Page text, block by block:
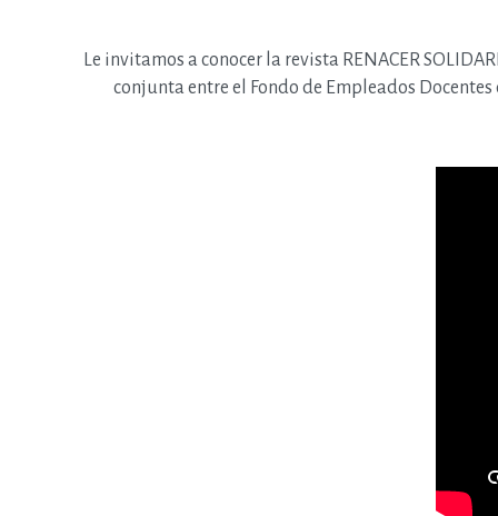
Le invitamos a conocer la revista RENACER
conjunta entre el Fondo de Empleados